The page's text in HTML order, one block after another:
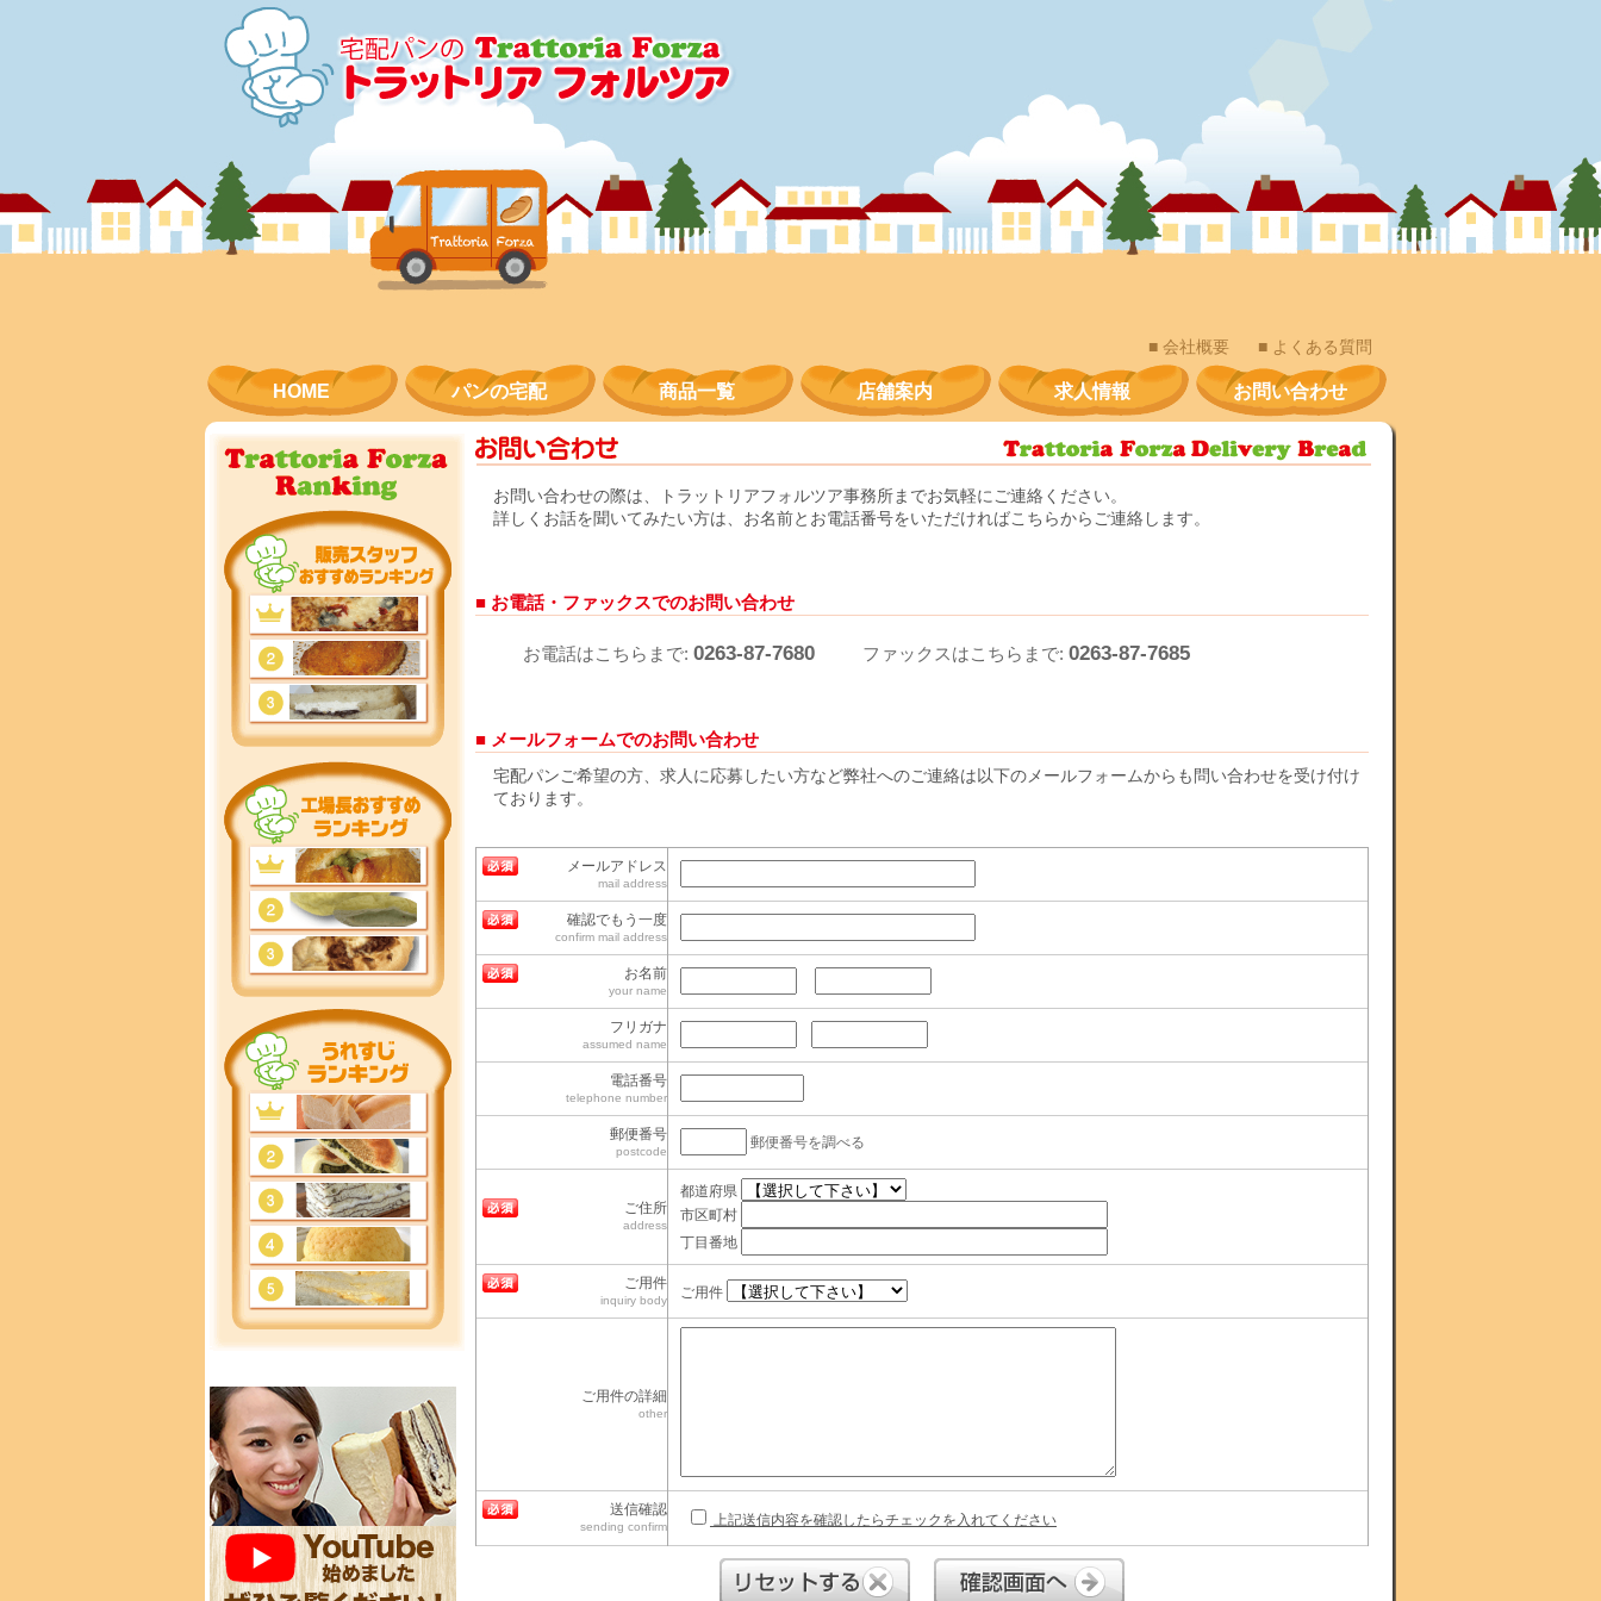
コンテンツにスキップ
■ 会社概要 ■ よくある質問
HOME パンの宅配 商品一覧 店舗案内 求人情報 お問い合わせ
お問い合わせの際は、トラットリアフォルツア事務所までお気軽にご連絡ください。
詳しくお話を聞いてみたい方は、お名前とお電話番号をいただければこちらからご連絡します。
■ お電話・ファックスでのお問い合わせ
お電話はこちらまで: 0263-87-7680 ファックスはこちらまで: 0263-87-7685
■ メールフォームでのお問い合わせ
宅配パンご希望の方、求人に応募したい方など弊社へのご連絡は以下のメールフォームからも問い合わせを受け付け
ております。
メールアドレス
mail address
確認でもう一度
confirm mail address
お名前
your name
フリガナ
assumed name
電話番号
telephone number
郵便番号
postcode
郵便番号を調べる
ご住所
address
都道府県
市区町村
丁目番地
ご用件
inquiry body ご用件
ご用件の詳細
other
送信確認
sending confirm 上記送信内容を確認したらチェックを入れてください